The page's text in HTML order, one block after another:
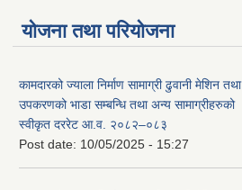
योजना तथा परियोजना
कामदारको ज्याला निर्माण सामाग्री ढुवानी मेशिन तथा
उपकरणको भाडा सम्बन्धि तथा अन्य सामाग्रीहरुको
स्वीकृत दररेट आ.व. २०८२–०८३
Post date: 10/05/2025 - 15:27